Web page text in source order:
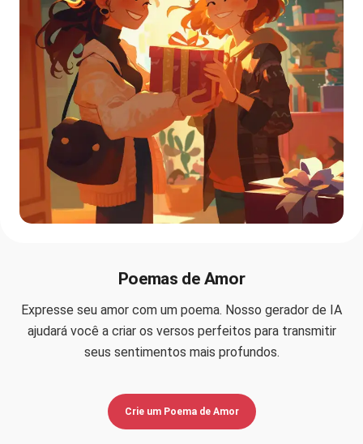
Poemas de Amor
Expresse seu amor com um poema. Nosso gerador de IA
ajudará você a criar os versos perfeitos para transmitir
seus sentimentos mais profundos.
Crie um Poema de Amor